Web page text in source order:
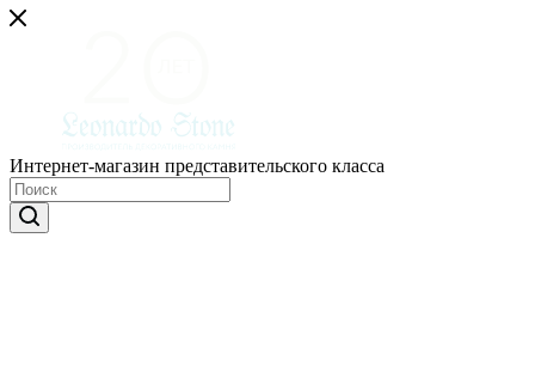
Интернет-магазин представительского класса